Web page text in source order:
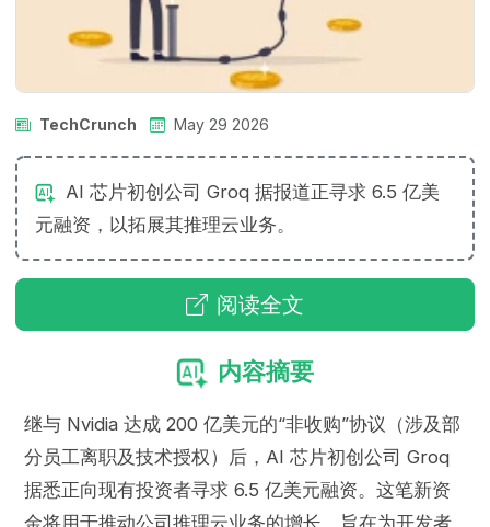
TechCrunch May 29 2026
AI 芯片初创公司 Groq 据报道正寻求 6.5 亿美
元融资，以拓展其推理云业务。
阅读全文
内容摘要
继与 Nvidia 达成 200 亿美元的“非收购”协议（涉及部
分员工离职及技术授权）后，AI 芯片初创公司 Groq
据悉正向现有投资者寻求 6.5 亿美元融资。这笔新资